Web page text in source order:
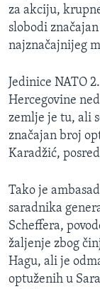
SLOBODA
ŽENSKA STRANA
MAGAZIN
O GLASU
Learning English
PRATITE NAS
Jezici
za akciju,
slobodi
najznačajnijeg
Jedinice NATO
Hercegovine
zemlje je tu, ali
značajan broj
Karadžić,
Tako je
saradnika
Scheffera,
žaljenje zbog
Hagu, ali je
optuženih u